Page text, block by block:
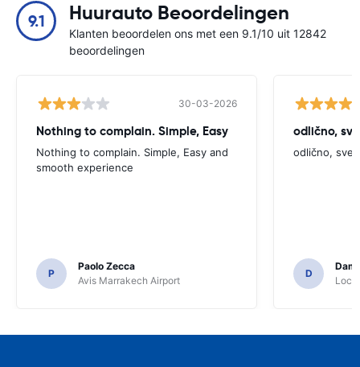
9.1 Huurauto Beoordelingen
Klanten beoordelen ons met een 9.1/10 uit 12842
beoordelingen
30-03-2026
Nothing to complain. Simple, Easy
Nothing to complain. Simple, Easy and
smooth experience
P
Paolo Zecca
Avis Marrakech Airport
odlično,
odlično, sve
D